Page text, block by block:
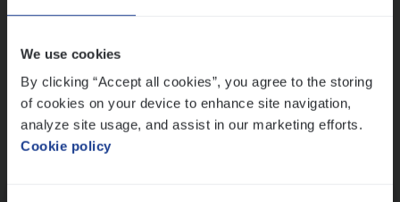
We use cookies
By clicking “Accept all cookies”, you agree to the storing
of cookies on your device to enhance site navigation,
analyze site usage, and assist in our marketing efforts.
Cookie policy